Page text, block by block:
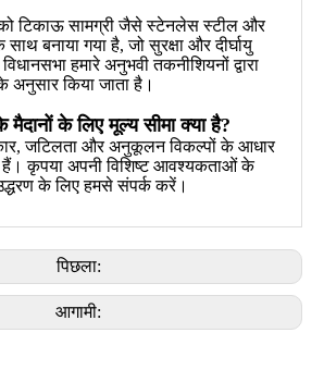
टिकाऊ सामग्री जैसे स्टेनलेस स्टील और
बनाया गया है, जो सुरक्षा और दीर्घायु
हमारे अनुभवी तकनीशियनों द्वारा
अनुसार किया जाता है।
के लिए मूल्य सीमा क्या है?
जटिलता और अनुकूलन विकल्पों के आधार
हैं। कृपया अपनी विशिष्ट आवश्यकताओं के
के लिए हमसे संपर्क करें।
पिछला:
आगामी: